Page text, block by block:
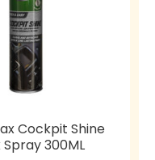
Cockpit Shine
Spray 300ML